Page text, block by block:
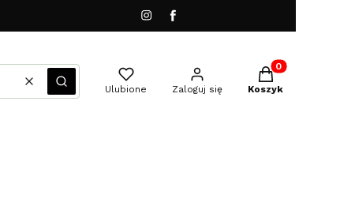
WyczyśćSzukaj Ulubione Zaloguj się
Produkty w
Koszyk